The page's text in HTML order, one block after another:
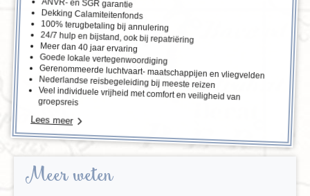
ANVR- en SGR garantie
Dekking Calamiteitenfonds
100% terugbetaling bij annulering
24/7 hulp en bijstand, ook bij repatriëring
Meer dan 40 jaar ervaring
Goede lokale vertegenwoordiging
Gerenommeerde luchtvaart- maatschappijen en vliegvelden
Nederlandse reisbegeleiding bij meeste reizen
Veel individuele vrijheid met comfort en veiligheid van
groepsreis
Lees meer
Meer weten